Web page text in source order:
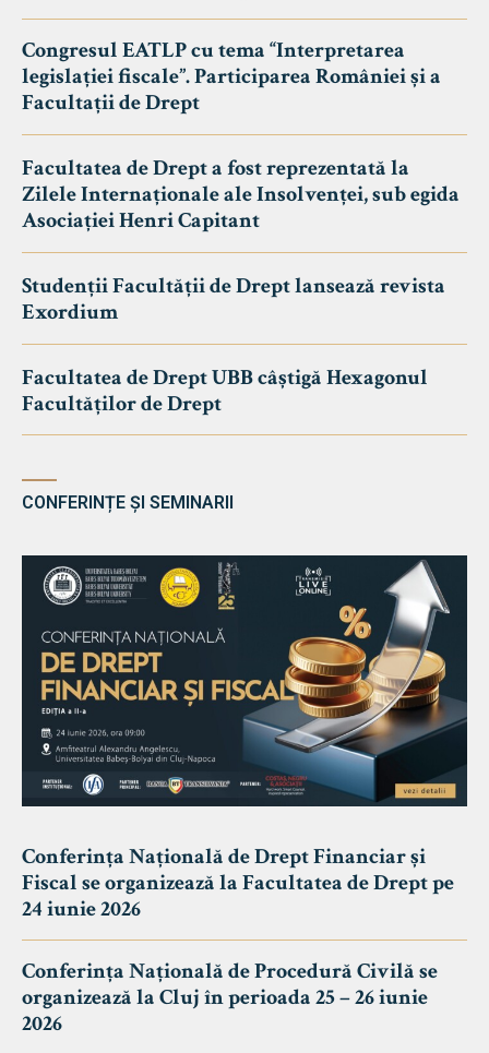
Congresul EATLP cu tema “Interpretarea
legislației fiscale”. Participarea României și a
Facultații de Drept
Facultatea de Drept a fost reprezentată la
Zilele Internaționale ale Insolvenței, sub egida
Asociației Henri Capitant
Studenții Facultății de Drept lansează revista
Exordium
Facultatea de Drept UBB câștigă Hexagonul
Facultăților de Drept
CONFERINȚE ȘI SEMINARII
Conferința Națională de Drept Financiar și
Fiscal se organizează la Facultatea de Drept pe
24 iunie 2026
Conferința Națională de Procedură Civilă se
organizează la Cluj în perioada 25 – 26 iunie
2026